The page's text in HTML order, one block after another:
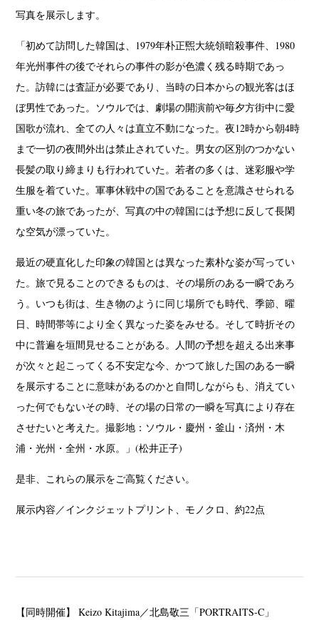
写真を展示します。
「初めて訪問した韓国は、1979年朴正煕大統領暗殺事件、1980
年光州事件の後でそれらの事件の影が色濃く残る時期であっ
た。訪韓には査証が必要であり、当時の日本からの観光客はほ
ぼ男性であった。ソウルでは、劇場の開演前や毎夕方街中に愛
国歌が流れ、全ての人々は直立不動になった。夜12時から朝4時
まで一切の夜間外出は禁止されていた。男女の区別のつかない
長髪の取り締まりも行われていた。若者の多くは、迷彩服や学
生服を着ていた。軍事休戦中の国であることを意識させられる
重い冬の旅であったが、写真の中の韓国には予想に反して長閑
な空気が漂っていた。
最近の硬直化した印象の韓国とは異なった素朴な姿が写ってい
た。旅で見ることのできるものは、その場所のある一瞬であろ
う。いつも街は、生き物のように同じ場所でも時代、季節、曜
日、時間帯等により全く異なった姿をみせる。そして時折その
中に普遍を垣間見せることがある。人間の予想を超える出来事
が次々と起こってくる不安定な今、かつて旅した国のある一瞬
を展示することに意味があるのかと自問しながらも、消えてい
った何でもないその時、その場の日常の一瞬を写真により存在
させたいと考えた。撮影地：ソウル・慶州・釜山・済州・木
浦・光州・全州・水原。」(松井正子)
是非、これらの展示をご高覧ください。
展示内容／インクジェットプリント、モノクロ、約22点
【同時開催】 Keizo Kitajima／北島敬三「PORTRAITS-C」